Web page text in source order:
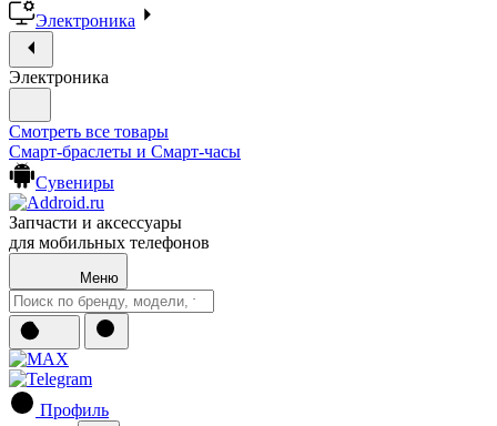
Электроника
Электроника
Смотреть все товары
Смарт-браслеты и Смарт-часы
Сувениры
Запчасти и аксессуары
для мобильных телефонов
Меню
Профиль